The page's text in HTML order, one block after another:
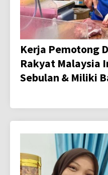
Kerja Pemotong
Rakyat Malaysia
Sebulan & Miliki